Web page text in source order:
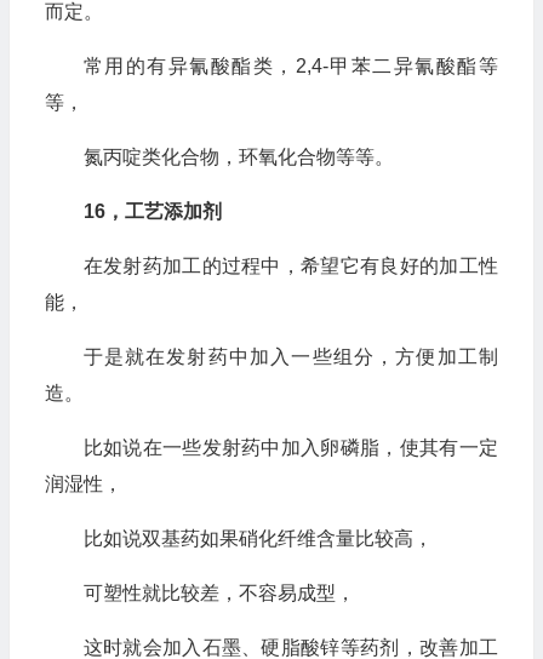
而定。
常用的有异氰酸酯类，2,4-甲苯二异氰酸酯等
等，
氮丙啶类化合物，环氧化合物等等。
16，工艺添加剂
在发射药加工的过程中，希望它有良好的加工性
能，
于是就在发射药中加入一些组分，方便加工制
造。
比如说在一些发射药中加入卵磷脂，使其有一定
润湿性，
比如说双基药如果硝化纤维含量比较高，
可塑性就比较差，不容易成型，
这时就会加入石墨、硬脂酸锌等药剂，改善加工